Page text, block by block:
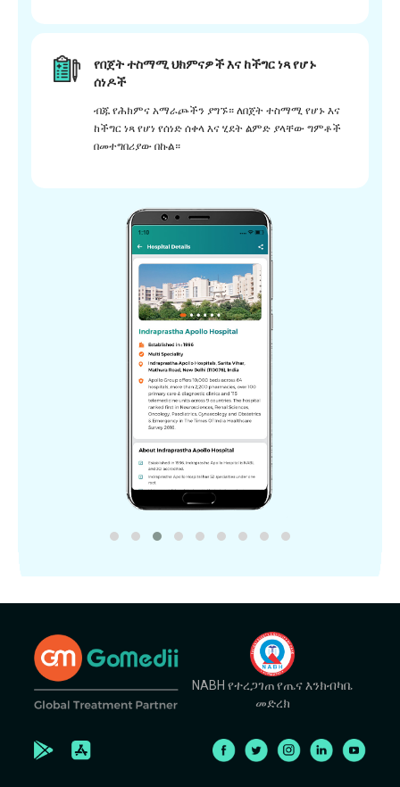
የበጀት ተስማሚ ህክምናዎች እና ከችግር ነጻ የሆኑ
ሰነዶች
ብጁ የሕክምና አማራጮችን ያግኙ። ለበጀት ተስማሚ የሆኑ እና
ከችግር ነጻ የሆነ የሰነድ ሰቀላ እና ሂደት ልምድ ያላቸው ግምቶች
በመተግበሪያው በኩል።
NABH የተረጋገጠ የጤና እንክብካቤ
መድረክ